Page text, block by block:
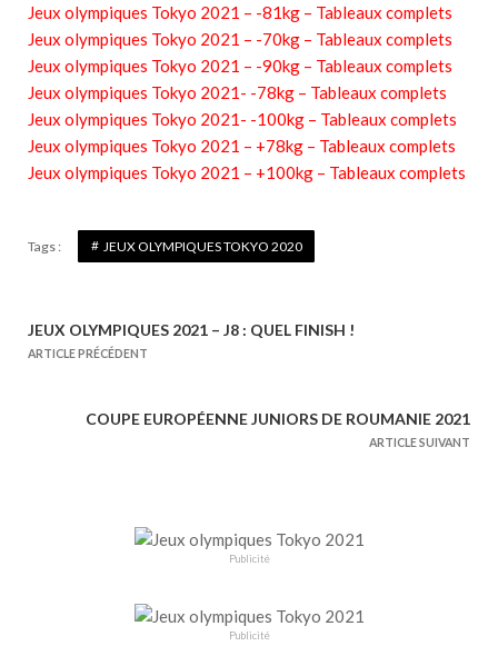
Jeux olympiques Tokyo 2021 – -81kg – Tableaux complets
Jeux olympiques Tokyo 2021 – -70kg – Tableaux complets
Jeux olympiques Tokyo 2021 – -90kg – Tableaux complets
Jeux olympiques Tokyo 2021- -78kg – Tableaux complets
Jeux olympiques Tokyo 2021- -100kg – Tableaux complets
Jeux olympiques Tokyo 2021 – +78kg – Tableaux complets
Jeux olympiques Tokyo 2021 – +100kg – Tableaux complets
Tags : JEUX OLYMPIQUES TOKYO 2020
N
JEUX OLYMPIQUES 2021 – J8 : QUEL FINISH !
ARTICLE PRÉCÉDENT
COUPE EUROPÉENNE JUNIORS DE ROUMANIE 2021
ARTICLE SUIVANT
Publicité
Publicité